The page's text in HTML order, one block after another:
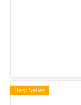
Best Seller